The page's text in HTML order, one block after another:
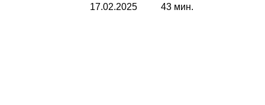
17.02.2025 43 мин.